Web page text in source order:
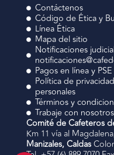
Contáctenos
Código de Ética y
Línea Ética
Mapa del sitio
Notificaciones
Pagos en línea y PSE
Política de
personales
Términos y
Trabaje con nosotros
Comité de Cafeteros
Km 11 vía al
Manizales, Caldas